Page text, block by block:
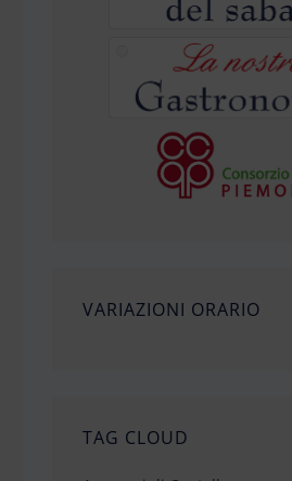
VARIAZIONI ORARIO
TAG CLOUD